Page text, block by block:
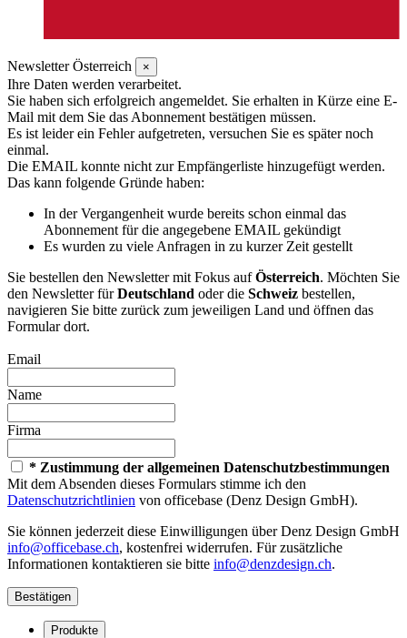
Newsletter Österreich ×
Ihre Daten werden verarbeitet.
Sie haben sich erfolgreich angemeldet. Sie erhalten in Kürze eine E-
Mail mit dem Sie das Abonnement bestätigen müssen.
Es ist leider ein Fehler aufgetreten, versuchen Sie es später noch
einmal.
Die EMAIL konnte nicht zur Empfängerliste hinzugefügt werden.
Das kann folgende Gründe haben:
In der Vergangenheit wurde bereits schon einmal das
Abonnement für die angegebene EMAIL gekündigt
Es wurden zu viele Anfragen in zu kurzer Zeit gestellt
Sie bestellen den Newsletter mit Fokus aufÖsterreich. Möchten Sie
den Newsletter fürDeutschland oder die Schweiz bestellen,
navigieren Sie bitte zurück zum jeweiligen Land und öffnen das
Formular dort.
Email
Name
Firma
* Zustimmung der allgemeinen Datenschutzbestimmungen
Mit dem Absenden dieses Formulars stimme ich den
Datenschutzrichtlinien von officebase (Denz Design GmbH).
Sie können jederzeit diese Einwilligungen über Denz Design GmbH
info@officebase.ch, kostenfrei widerrufen. Für zusätzliche
Informationen kontaktieren sie bitte info@denzdesign.ch.
Bestätigen
Produkte